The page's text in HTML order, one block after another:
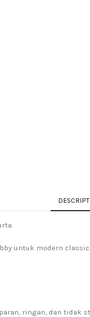
untuk modern
ringan, dan tidak